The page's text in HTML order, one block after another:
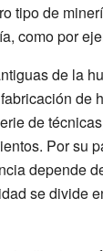
tipo de
como por
de la
de
de
Por su
depende
se divide